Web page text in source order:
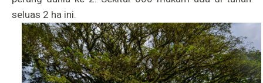
seluas 2 ha ini.